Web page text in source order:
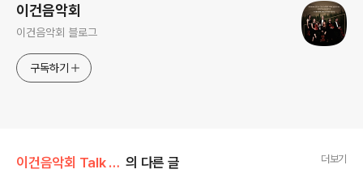
이건음악회
이건음악회 블로그
구독하기
이건음악회 Talk Talk/클래식 톡톡 의 다른 글 더보기